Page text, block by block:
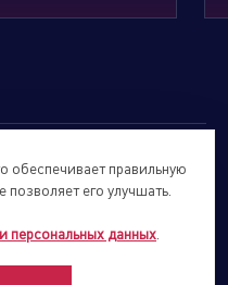
правильную
его улучшать.
персональных данных